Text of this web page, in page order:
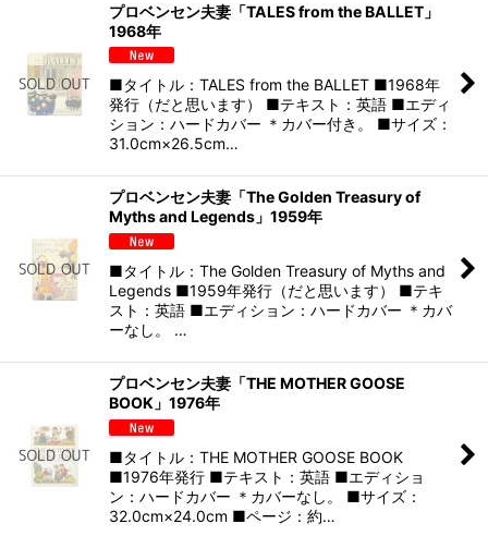
プロベンセン夫妻「TALES from the BALLET」
1968年
■タイトル：TALES from the BALLET ■1968年
発行（だと思います） ■テキスト：英語 ■エディ
ション：ハードカバー ＊カバー付き。 ■サイズ：
31.0cm×26.5cm…
プロベンセン夫妻「The Golden Treasury of
Myths and Legends」1959年
■タイトル：The Golden Treasury of Myths and
Legends ■1959年発行（だと思います） ■テキ
スト：英語 ■エディション：ハードカバー ＊カバ
ーなし。 …
プロベンセン夫妻「THE MOTHER GOOSE
BOOK」1976年
■タイトル：THE MOTHER GOOSE BOOK
■1976年発行 ■テキスト：英語 ■エディショ
ン：ハードカバー ＊カバーなし。 ■サイズ：
32.0cm×24.0cm ■ページ：約…